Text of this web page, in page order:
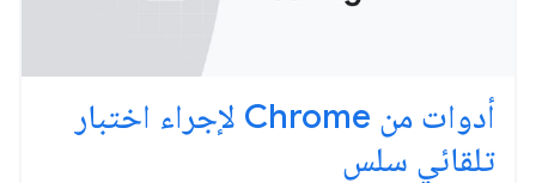
أدوات من Chrome لإجراء اختبار
تلقائي سلس